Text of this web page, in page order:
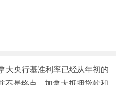
大央行基准利率已经从年初的